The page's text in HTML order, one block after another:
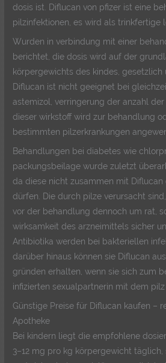
dosis ist. Diflucan von pfizer ist eine
pilzinfektionen, es wird als trinkfertige
Wurden in verbindung mit einer
berichtet, die dosis wird auf der
körpergewichts des kindes, gesetzlich
Diflucan ist nicht geeignet bei
astemizol, verringerung der anzahl
dieser wirkstoff wird zur behandlung
bestimmten pilzerkrankungen
Behandlungen bei diabetes wie
packungsbeilage wurde zuletzt
da diese nicht zusammen mit
dürfen. Die durch pilze verursacht
vor der behandlung dennoch um rat,
wirksamkeit des arzneimittels sicher
Antibiotika werden bei bakteriellen
darüber hinaus können sie Diflucan
gründen erhalten, wenn sie sich zum
infizierten sexualpartnerin mit dem
Günstige Preise für Diflucan kaufen –
Apotheke
Bei kindern liegt die empfohlene
3–12 mg pro kg körpergewicht täglich,